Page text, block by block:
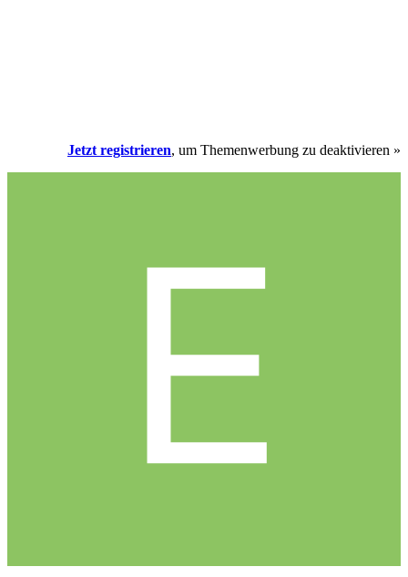
Jetzt registrieren, um Themenwerbung zu deaktivieren »